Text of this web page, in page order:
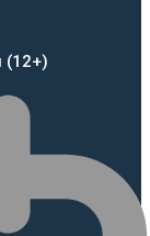
(12+)